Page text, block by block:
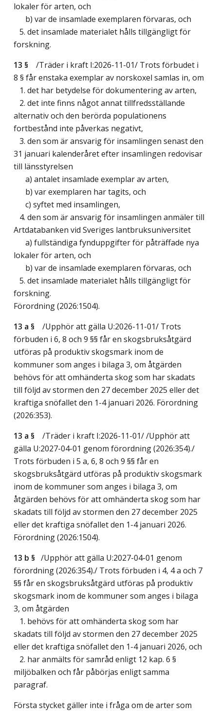
lokaler för arten, och
b) var de insamlade exemplaren förvaras, och
5. det insamlade materialet hålls tillgängligt för
forskning.
13 §
/Träder i kraft I:2026-11-01/ Trots förbudet i
8 § får enstaka exemplar av norskoxel samlas in, om
1. det har betydelse för dokumentering av arten,
2. det inte finns något annat tillfredsställande
alternativ och den berörda populationens
fortbestånd inte påverkas negativt,
3. den som är ansvarig för insamlingen senast den
31 januari kalenderåret efter insamlingen redovisar
till länsstyrelsen
a) antalet insamlade exemplar av arten,
b) var exemplaren har tagits, och
c) syftet med insamlingen,
4. den som är ansvarig för insamlingen anmäler till
Artdatabanken vid Sveriges lantbruksuniversitet
a) fullständiga fynduppgifter för påträffade nya
lokaler för arten, och
b) var de insamlade exemplaren förvaras, och
5. det insamlade materialet hålls tillgängligt för
forskning.
Förordning (2026:1504).
13 a §
/Upphör att gälla U:2026-11-01/ Trots
förbuden i 6, 8 och 9 §§ får en skogsbruksåtgärd
utföras på produktiv skogsmark inom de
kommuner som anges i bilaga 3, om åtgärden
behövs för att omhänderta skog som har skadats
till följd av stormen den 27 december 2025 eller det
kraftiga snöfallet den 1-4 januari 2026. Förordning
(2026:353).
13 a §
/Träder i kraft I:2026-11-01//Upphör att
gälla U:2027-04-01 genom förordning (2026:354)./
Trots förbuden i 5 a, 6, 8 och 9 §§ får en
skogsbruksåtgärd utföras på produktiv skogsmark
inom de kommuner som anges i bilaga 3, om
åtgärden behövs för att omhänderta skog som har
skadats till följd av stormen den 27 december 2025
eller det kraftiga snöfallet den 1-4 januari 2026.
Förordning (2026:1504).
13 b § /Upphör att gälla U:2027-04-01 genom
förordning (2026:354)./ Trots förbuden i 4, 4 a och 7
§§ får en skogsbruksåtgärd utföras på produktiv
skogsmark inom de kommuner som anges i bilaga
3, om åtgärden
1. behövs för att omhänderta skog som har
skadats till följd av stormen den 27 december 2025
eller det kraftiga snöfallet den 1-4 januari 2026, och
2. har anmälts för samråd enligt 12 kap. 6 §
miljöbalken och får påbörjas enligt samma
paragraf.
Första stycket gäller inte i fråga om de arter som